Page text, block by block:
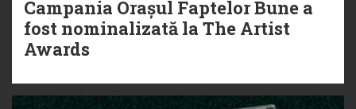
Campania Orașul Faptelor Bune a
fost nominalizată la The Artist
Awards